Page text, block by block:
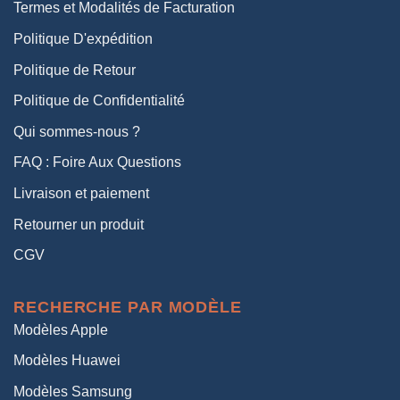
Termes et Modalités de Facturation
Politique D'expédition
Politique de Retour
Politique de Confidentialité
Qui sommes-nous ?
FAQ : Foire Aux Questions
Livraison et paiement
Retourner un produit
CGV
RECHERCHE PAR MODÈLE
Modèles Apple
Modèles Huawei
Modèles Samsung